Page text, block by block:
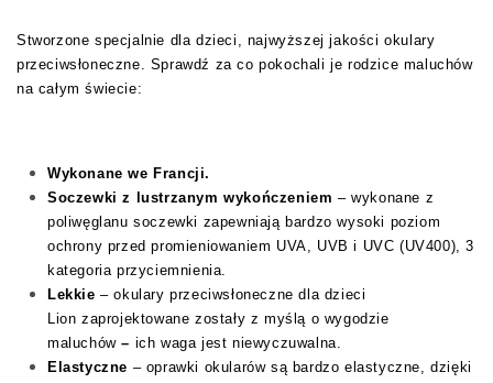
Stworzone specjalnie dla dzieci, najwyższej jakości okulary
przeciwsłoneczne. Sprawdź za co pokochali je rodzice maluchów
na całym świecie:
Wykonane we Francji.
Soczewki z lustrzanym wykończeniem – wykonane z
poliwęglanu soczewki zapewniają bardzo wysoki poziom
ochrony przed promieniowaniem UVA, UVB i UVC (UV400), 3
kategoria przyciemnienia.
Lekkie– okulary przeciwsłoneczne dla dzieci
Lion zaprojektowane zostały z myślą o wygodzie
maluchów– ich waga jest niewyczuwalna.
Elastyczne – oprawki okularów są bardzo elastyczne, dzięki